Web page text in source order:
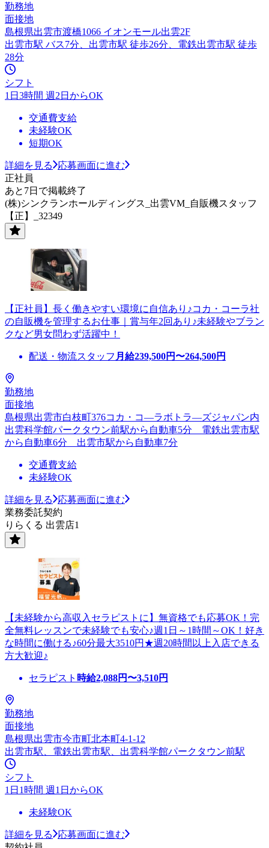
勤務地
面接地
島根県出雲市渡橋1066 イオンモール出雲2F
出雲市駅 バス7分、出雲市駅 徒歩26分、電鉄出雲市駅 徒歩
28分
シフト
1日3時間 週2日からOK
交通費支給
未経験OK
短期OK
詳細を見る
応募画面に進む
正社員
あと7日で掲載終了
(株)シンクランホールディングス_出雲VM_自販機スタッフ
【正】_32349
【正社員】長く働きやすい環境に自信あり♪コカ・コーラ社
の自販機を管理するお仕事｜賞与年2回あり♪未経験やブラン
クなど男女問わず活躍中！
配送・物流スタッフ 月給239,500円〜264,500円
勤務地
面接地
島根県出雲市白枝町376コカ・コ―ラボトラ―ズジャパン内
出雲科学館パークタウン前駅から自動車5分 電鉄出雲市駅
から自動車6分 出雲市駅から自動車7分
交通費支給
未経験OK
詳細を見る
応募画面に進む
業務委託契約
りらくる 出雲店1
【未経験から高収入セラピストに】無資格でも応募OK！完
全無料レッスンで未経験でも安心♪週1日～1時間～OK！好き
な時間に働ける♪60分最大3510円★週20時間以上入店できる
方大歓迎♪
セラピスト 時給2,088円〜3,510円
勤務地
面接地
島根県出雲市今市町北本町4-1-12
出雲市駅、電鉄出雲市駅、出雲科学館パークタウン前駅
シフト
1日1時間 週1日からOK
未経験OK
詳細を見る
応募画面に進む